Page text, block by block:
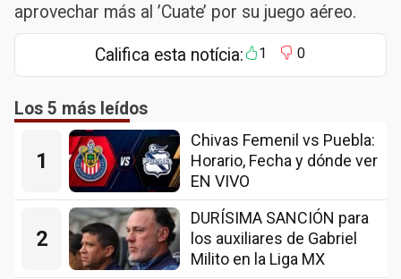
aprovechar más al ’Cuate’ por su juego aéreo.
Califica esta notícia: 1 0
Los 5 más leídos
1
Chivas Femenil vs Puebla:
Horario, Fecha y dónde ver
EN VIVO
2
DURÍSIMA SANCIÓN para
los auxiliares de Gabriel
Milito en la Liga MX